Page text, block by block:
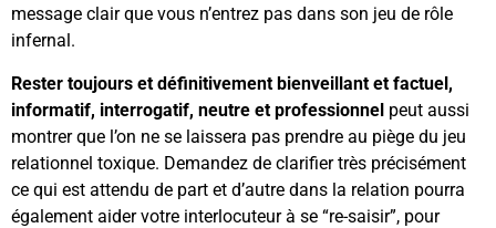
message clair que vous n’entrez pas dans son jeu de rôle
infernal.
Rester toujours et définitivement bienveillant et factuel,
informatif, interrogatif, neutre et professionnel peut aussi
montrer que l’on ne se laissera pas prendre au piège du jeu
relationnel toxique. Demandez de clarifier très précisément
ce qui est attendu de part et d’autre dans la relation pourra
également aider votre interlocuteur à se “re-saisir”, pour